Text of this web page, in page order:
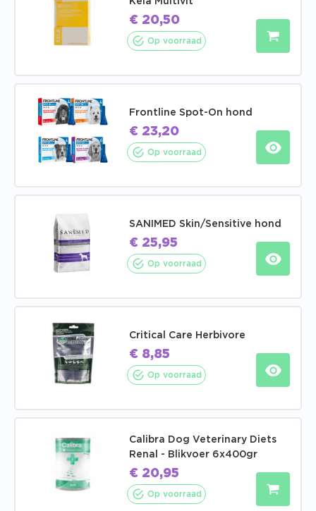
€ 20,50
Op voorraad
Frontline Spot-On hond
€ 23,20
Op voorraad
SANIMED Skin/Sensitive hond
€ 25,95
Op voorraad
Critical Care Herbivore
€ 8,85
Op voorraad
Calibra Dog Veterinary Diets
Renal - Blikvoer 6x400gr
€ 20,95
Op voorraad